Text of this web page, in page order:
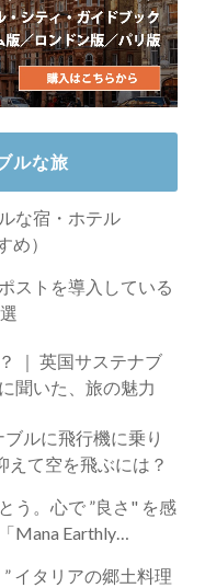
ルな旅
な宿・ホテル
め）
ストを導入している
聞いた、旅の魅力
ルに飛行機に乗り
えて空を飛ぶには？
う。心で ”良さ" を感
Mana Earthly
イタリアの郷土料理